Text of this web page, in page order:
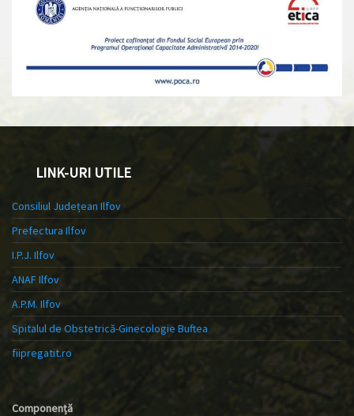
LINK-URI UTILE
Consiliul Județean Ilfov
Prefectura Ilfov
I.P.J. Ilfov
ANAF Ilfov
A.P.M. Ilfov
Spitalul de Obstetrică-Ginecologie Buftea
fiipregatit.ro
Componență